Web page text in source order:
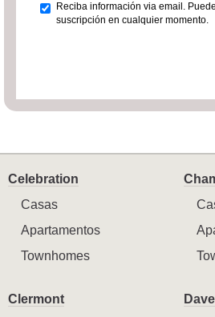
Reciba información via email.
suscripción en cualquier momento.
Celebration
Casas
Apartamentos
Townhomes
Clermont